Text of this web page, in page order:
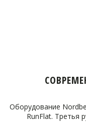
Оборудование
RunFlat. Третья